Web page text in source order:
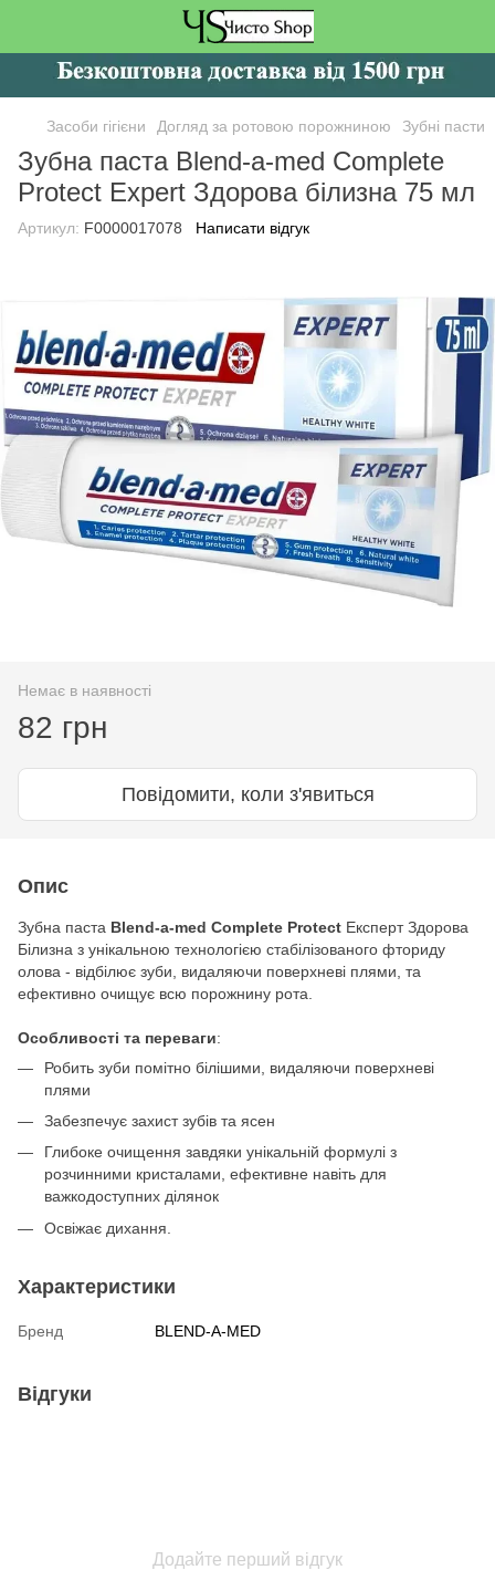
Засоби гігієни Догляд за ротовою порожниною Зубні пасти
Зубна паста Blend-a-med Complete
Protect Expert Здорова білизна 75 мл
Артикул: F0000017078 Написати відгук
Немає в наявності
82 грн
Повідомити, коли з'явиться
Опис
Зубна паста Blend-a-med Complete Protect Експерт Здорова
Білизна з унікальною технологією стабілізованого фториду
олова - відбілює зуби, видаляючи поверхневі плями, та
ефективно очищує всю порожнину рота.
Особливості та переваги:
Робить зуби помітно білішими, видаляючи поверхневі
плями
Забезпечує захист зубів та ясен
Глибоке очищення завдяки унікальній формулі з
розчинними кристалами, ефективне навіть для
важкодоступних ділянок
Освіжає дихання.
Характеристики
Бренд BLEND-A-MED
Відгуки
Додайте перший відгук